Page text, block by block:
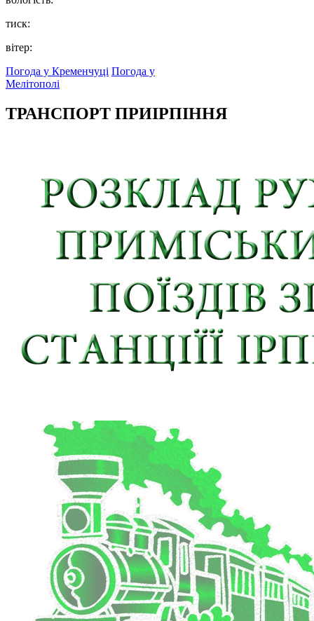
тиск:
вітер:
Погода у Кременчуці Погода у
Мелітополі
ТРАНСПОРТ ПРИІРПІННЯ